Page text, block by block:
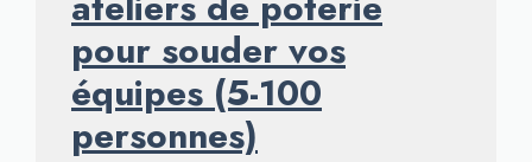
pour souder vos
équipes (5-100
personnes)